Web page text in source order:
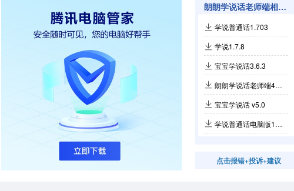
朗朗学说话老师端相关软件
学说普通话1.703
学说1.7.8
宝宝学说话3.6.3
朗朗学说话老师端4.0.0
宝宝学说话 v5.0
学说普通话电脑版1.703
点击报错+投诉+建议